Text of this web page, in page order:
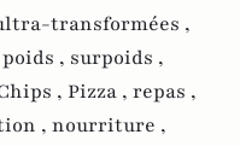
transformées ,
poids , surpoids ,
, Pizza , repas ,
, nourriture ,